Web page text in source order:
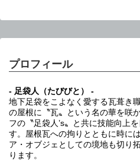
プロフィール
- 足袋人（たびびと） -
地下足袋をこよなく愛する瓦葺き
の屋根に〝瓦〟という名の華を咲
フの〝足袋人’s〟と共に技能向上
す。屋根瓦への拘りとともに時に
ア・オブジェとしての境地も切り
ります。